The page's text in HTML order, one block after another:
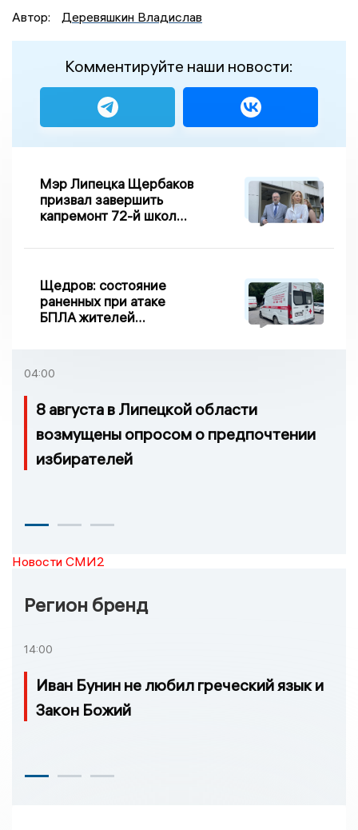
Автор:
Деревяшкин Владислав
Комментируйте наши новости:
Мэр Липецка Щербаков
призвал завершить
капремонт 72-й школы
Щедров: состояние
раненных при атаке
БПЛА жителей
04:00
8 августа в Липецкой области
возмущены опросом о предпочтении
избирателей
Новости СМИ2
Регион бренд
14:00
Иван Бунин не любил греческий язык и
Закон Божий